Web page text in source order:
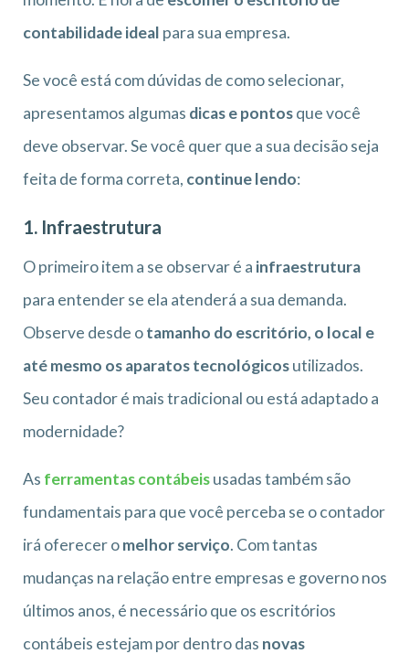
contabilidade ideal para sua empresa.
Se você está com dúvidas de como selecionar,
apresentamos algumas dicas e pontosque você
deve observar. Se você quer que a sua decisão seja
feita de forma correta, continue lendo:
1. Infraestrutura
O primeiro item a se observar é a infraestrutura
para entender se ela atenderá a sua demanda.
Observe desde otamanho do escritório, o local e
até mesmo os aparatos tecnológicosutilizados.
Seu contador é mais tradicional ou está adaptado a
modernidade?
As ferramentas contábeisusadas também são
fundamentais para que você perceba se o contador
irá oferecer omelhor serviço. Com tantas
mudanças na relação entre empresas e governo nos
últimos anos, é necessário que os escritórios
contábeis estejam por dentro das novas